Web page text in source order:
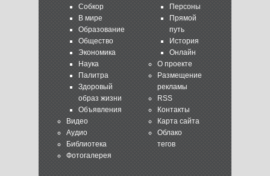
Собкор
В мире
Образование
Общество
Экономика
Наука
Палитра
Здоровый
образ жизни
Объявления
Видео
Аудио
Библиотека
Фотогалерея
Персоны
Прямой
путь
История
Онлайн
О проекте
Размещение
рекламы
RSS
Контакты
Карта сайта
Облако
тегов